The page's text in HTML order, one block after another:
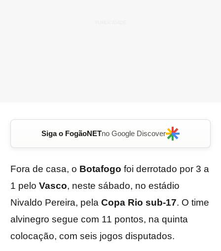
Siga o FogãoNETno Google Discover
Fora de casa, o Botafogo foi derrotado por 3 a
1 pelo Vasco, neste sábado, no estádio
Nivaldo Pereira, pela Copa Rio sub-17. O time
alvinegro segue com 11 pontos, na quinta
colocação, com seis jogos disputados.